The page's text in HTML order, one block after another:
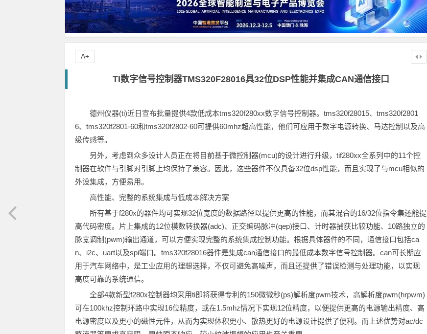
TI数字信号控制器TMS320F28016具32位DSP性能并集成CAN通信接口
德州仪器(ti)近日宣布批量提供4款低成本tms320f280xx数字信号控制器。tms320f28015、tms320f2801
6、tms320f2801-60和tms320f2802-60可提供60mhz超高性能，他们可应用于数字电源转换、马达控制以及高
级传感等。
另外，考虑到众多设计人员正在将目前基于微控制器(mcu)的设计进行升级，tif280xx全系列中的11个控
制器在软件与引脚对引脚上均保持了兼容。因此，这些器件不仅具备32位dsp性能，而且实现了与mcu相似的
外设集成，方便易用。
高性能、完整的系统集成与低成本解决方案
所有基于f280x的器件均可实现32位宽度的数据路径以提供更高的性能，而其混合的16/32位指令集还能提
高代码密度。片上集成的12位模数转换器(adc)、正交编码脉冲(qep)接口、计时器捕获比较功能、10路独立的
脉宽调制(pwm)输出通道，可以方便实现完整的系统集成控制功能。根据具体器件的不同，通信接口包括ca
n、i2c、uart以及spi端口。tms320f28016器件是集成can通信接口的最低成本数字信号控制器。can可长期应
用于汽车网络中，是工业应用的理想选择，不仅可避免高噪声，而且还提供了错误检测与处理功能，以实现
高度可靠的系统通信。
全部4款新型f280x控制器均采用ti即将获得专利的150微微秒(ps)解析度pwm技术，高解析度pwm(hrpwm)
可在100khz控制环路中实现16位精度，或在1.5mhz情况下实现12位精度，以便提供更高的电源输出精度、高
电源密度以及更小的磁性元件，从而为实现体积更小、散热更好的电源设计提供了便利。而上述优势对ac/dc
A+